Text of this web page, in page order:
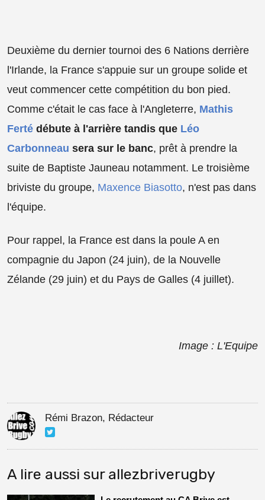
Deuxième du dernier tournoi des 6 Nations derrière
l'Irlande, la France s'appuie sur un groupe solide et
veut commencer cette compétition du bon pied.
Comme c'était le cas face à l'Angleterre, Mathis
Ferté débute à l'arrière tandis que Léo
Carbonneau sera sur le banc, prêt à prendre la
suite de Baptiste Jauneau notamment. Le troisième
briviste du groupe, Maxence Biasotto, n'est pas dans
l'équipe.
Pour rappel, la France est dans la poule A en
compagnie du Japon (24 juin), de la Nouvelle
Zélande (29 juin) et du Pays de Galles (4 juillet).
Image : L'Equipe
Rémi Brazon, Rédacteur
A lire aussi sur allezbriverugby